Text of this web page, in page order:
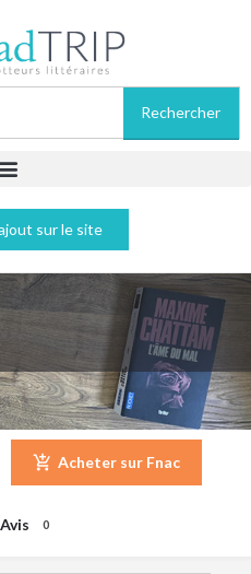
sur le site
Chattam
Acheter sur Fnac
Avis 0